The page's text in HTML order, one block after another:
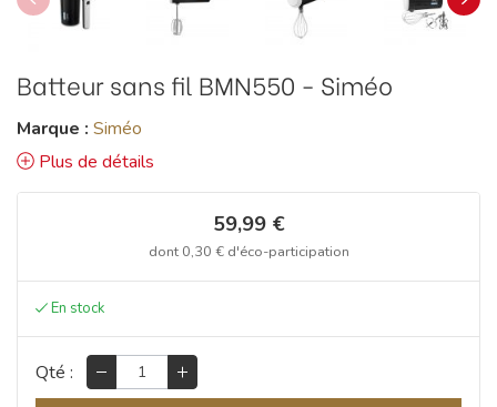
Batteur sans fil BMN550 - Siméo
Marque : Siméo
Plus de détails
59,99 €
dont 0,30 €d'éco-participation
Qté :